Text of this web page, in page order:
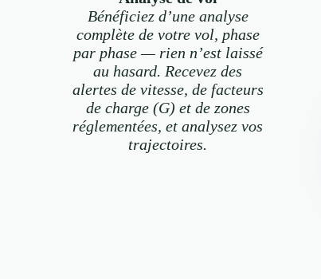
Bénéficiez d’une analyse
complète de votre vol, phase
par phase — rien n’est laissé
au hasard. Recevez des
alertes de vitesse, de facteurs
de charge (G) et de zones
réglementées, et analysez vos
trajectoires.